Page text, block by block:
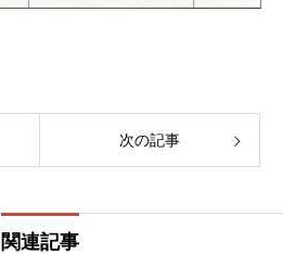
次の記事
関連記事